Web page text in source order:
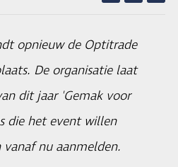
opnieuw de Optitrade
De organisatie laat
dit jaar 'Gemak voor
die het event willen
nu aanmelden.